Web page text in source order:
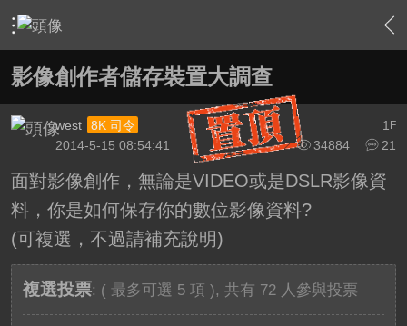
› 影片創作區 › 攝影器材相關討論 › 內容
影像創作者儲存裝置大調查
1 F
west
8K 司令
34884
21
2014-5-15 08:54:41
面對影像創作，無論是VIDEO或是DSLR影像資
料，你是如何保存你的數位影像資料?
(可複選，不過請補充說明)
複選投票: ( 最多可選 5 項 ), 共有 72 人參與投票